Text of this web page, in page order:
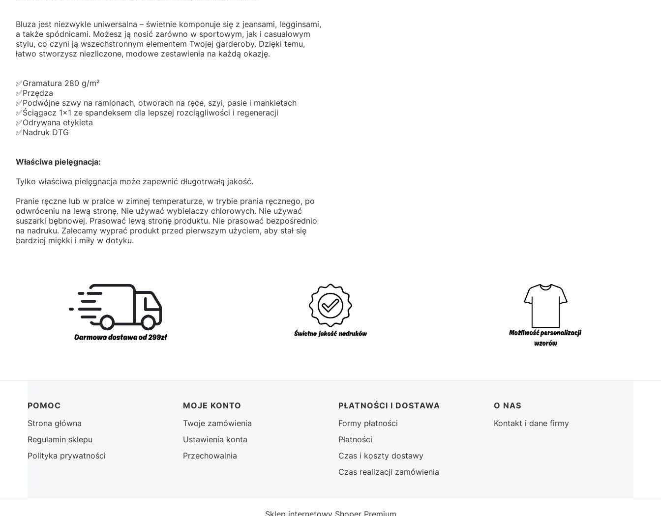
Bluza jest niezwykle uniwersalna – świetnie komponuje się z jeansami, legginsami,
a także spódnicami. Możesz ją nosić zarówno w sportowym, jak i casualowym
stylu, co czyni ją wszechstronnym elementem Twojej garderoby. Dzięki temu,
łatwo stworzysz niezliczone, modowe zestawienia na każdą okazję.
✅️Gramatura 280 g/m²
✅️Przędza
✅️Podwójne szwy na ramionach, otworach na ręce, szyi, pasie i mankietach
✅️Ściągacz 1x1 ze spandeksem dla lepszej rozciągliwości i regeneracji
✅️Odrywana etykieta
✅️Nadruk DTG
Właściwa pielęgnacja:
Tylko właściwa pielęgnacja może zapewnić długotrwałą jakość.
Pranie ręczne lub w pralce w zimnej temperaturze, w trybie prania ręcznego, po
odwróceniu na lewą stronę. Nie używać wybielaczy chlorowych. Nie używać
suszarki bębnowej. Prasować lewą stronę produktu. Nie prasować bezpośrednio
na nadruku. Zalecamy wyprać produkt przed pierwszym użyciem, aby stał się
bardziej miękki i miły w dotyku.
Linki w stopce
POMOC
Strona główna
Regulamin sklepu
Polityka prywatności
MOJE KONTO
Twoje zamówienia
Ustawienia konta
Przechowalnia
PŁATNOŚCI I DOSTAWA
Formy płatności
Płatności
Czas i koszty dostawy
Czas realizacji zamówienia
O NAS
Kontakt i dane firmy